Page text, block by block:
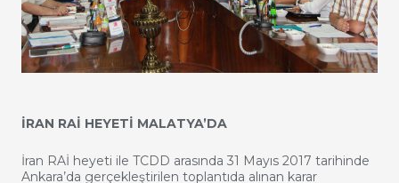
İRAN RAİ HEYETİ MALATYA’DA
İran RAİ heyeti ile TCDD arasında 31 Mayıs 2017 tarihinde
Ankara’da gerçekleştirilen toplantıda alınan karar